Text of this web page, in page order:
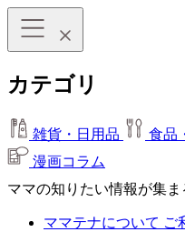
カテゴリ
雑貨・日用品 食品
漫画コラム
ママの知りたい情報が集ま
ママテナについて ご